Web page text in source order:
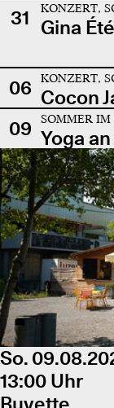
31
KONZERT,
Gina Été
06 KONZERT,
Cocon
09
SOMMER
Yoga
So.
13:00 Uhr
Buvette